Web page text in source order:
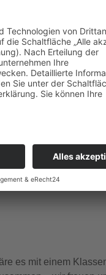
Sonntag um
es mit einem